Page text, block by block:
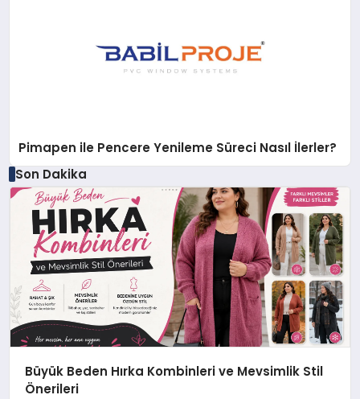
Pimapen ile Pencere Yenileme Süreci Nasıl İlerler?
Son Dakika
Büyük Beden Hırka Kombinleri ve Mevsimlik Stil
Önerileri